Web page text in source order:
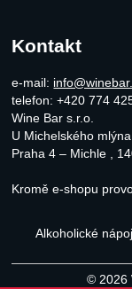
Kontakt
e-mail:
telefon: +420 774
Wine Bar s.r.o.
U Michelského
Praha 4 – Michle
Kromě e-shopu
Alkoholické
© 2026